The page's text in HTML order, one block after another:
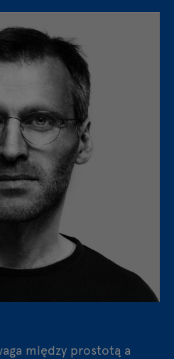
między prostotą a